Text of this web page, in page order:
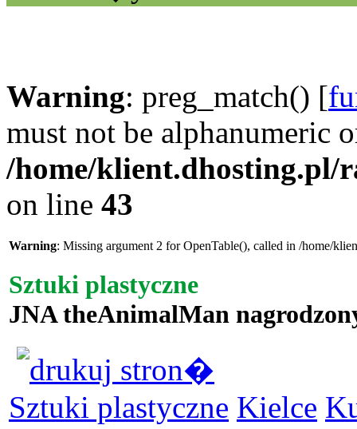
Warning: preg_match() [
must not be alphanumeric
/home/klient.dhosting.pl/
on line 43
Warning: Missing argument 2 for OpenTable(), called in /home/
Sztuki plastyczne
JNA theAnimalMan
Sztuki plastyczne Kielce